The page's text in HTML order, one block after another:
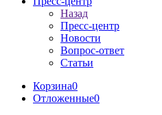
Назад
Пресс-центр
Новости
Вопрос-ответ
Статьи
Корзина0
Отложенные0